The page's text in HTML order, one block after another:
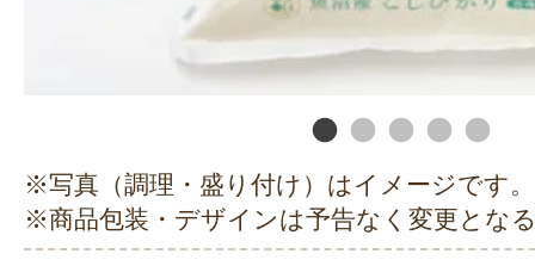
※写真（調理・盛り付け）はイメージです。
※商品包装・デザインは予告なく変更とな